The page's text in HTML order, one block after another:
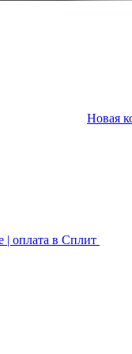
Новая
| оплата в Сплит